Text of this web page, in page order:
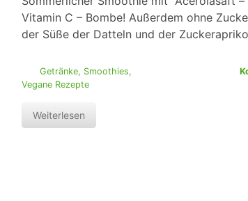
Vitamin C – Bombe! Außerdem ohne
der Süße der Datteln und der
Getränke, Smoothies,
Vegane Rezepte
Weiterlesen